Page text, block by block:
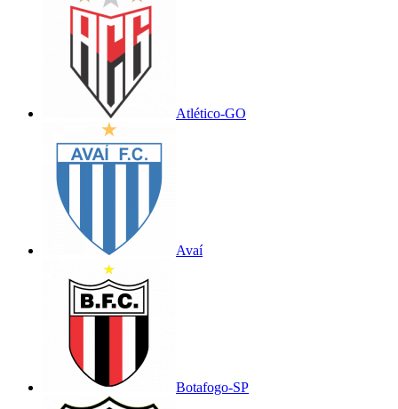
Atlético-GO
Avaí
Botafogo-SP